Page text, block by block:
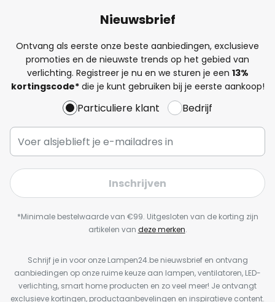
Nieuwsbrief
Ontvang als eerste onze beste aanbiedingen, exclusieve
promoties en de nieuwste trends op het gebied van
verlichting. Registreer je nu en we sturen je een 13%
kortingscode*die je kunt gebruiken bij je eerste aankoop!
Particuliere klant Bedrijf
Inschrijven
*Minimale bestelwaarde van €99. Uitgesloten van de korting zijn
artikelen van deze merken.
Schrijf je in voor onze Lampen24.be nieuwsbrief en ontvang
aanbiedingen op onze ruime keuze aan lampen, ventilatoren, LED-
verlichting, smart home producten en zo veel meer! Je ontvangt
exclusieve kortingen, productaanbevelingen en inspiratieve content.